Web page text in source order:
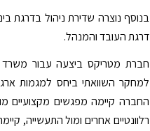
בנוסף נוצרה שדירת ניהול בדרגת
דרגת העובד והמנהל.
חברת מטריקס ביצעה עבור משרד
החברה קיימה מפגשים מקצועיים
רלוונטיים אחרים ומול התעשייה,